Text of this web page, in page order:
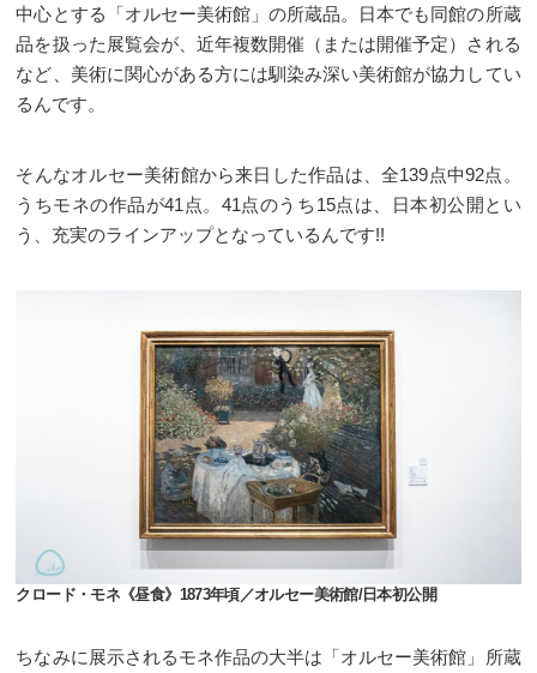
中心とする「オルセー美術館」の所蔵品。日本でも同館の所蔵
品を扱った展覧会が、近年複数開催（または開催予定）される
など、美術に関心がある方には馴染み深い美術館が協力してい
るんです。
そんなオルセー美術館から来日した作品は、全139点中92点。
うちモネの作品が41点。41点のうち15点は、日本初公開とい
う、充実のラインアップとなっているんです!!
クロード・モネ《昼食》1873年頃／オルセー美術館/日本初公開
ちなみに展示されるモネ作品の大半は「オルセー美術館」所蔵